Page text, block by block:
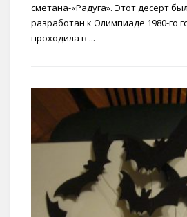
сметана-«Радуга». Этот десерт
разработан к Олимпиаде 1980-го
проходила в ...